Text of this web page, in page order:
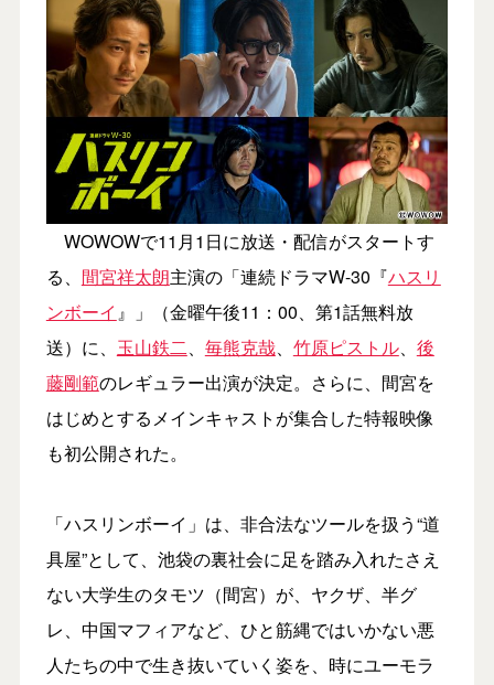
WOWOWで11月1日に放送・配信がスタートす
る、 間宮祥太朗主演の「連続ドラマW-30『ハスリ
ンボーイ 』」（金曜午後11：00、第1話無料放
送）に、 玉山鉄二、 毎熊克哉、 竹原ピストル、 後
藤剛範のレギュラー出演が決定。さらに、間宮を
はじめとするメインキャストが集合した特報映像
も初公開された。
「ハスリンボーイ」は、非合法なツールを扱う“道
具屋”として、池袋の裏社会に足を踏み入れたさえ
ない大学生のタモツ（間宮）が、ヤクザ、半グ
レ、中国マフィアなど、ひと筋縄ではいかない悪
人たちの中で生き抜いていく姿を、時にユーモラ